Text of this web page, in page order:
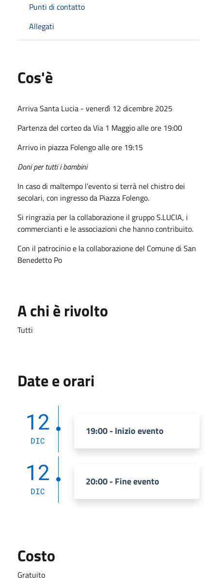
Punti di contatto
Allegati
Cos'è
Arriva Santa Lucia - venerdì 12 dicembre 2025
Partenza del corteo da Via 1 Maggio alle ore 19:00
Arrivo in piazza Folengo alle ore 19:15
Doni per tutti i bambini
In caso di maltempo l’evento si terrà nel chistro dei
secolari, con ingresso da Piazza Folengo.
Si ringrazia per la collaborazione il gruppo S.LUCIA, i
commercianti e le associazioni che hanno contribuito.
Con il patrocinio e la collaborazione del Comune di San
Benedetto Po
A chi è rivolto
Tutti
Date e orari
12
DIC
19:00 - Inizio evento
12
DIC
20:00 - Fine evento
Costo
Gratuito